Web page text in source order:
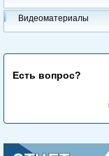
Видеоматериалы
Есть вопрос?